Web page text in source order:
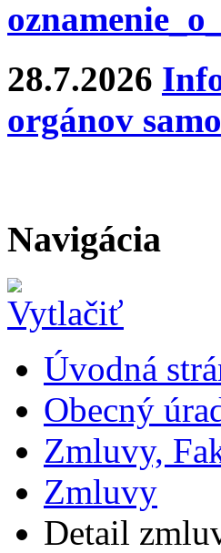
28.7.2026
orgánov
Navigácia
Úvodná
Obecný
Zmluvy,
Zmluvy
Detail